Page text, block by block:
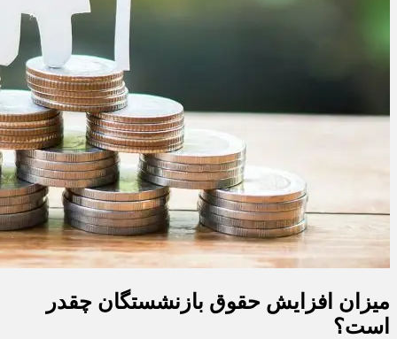
میزان افزایش حقوق بازنشستگان چقدر
است؟